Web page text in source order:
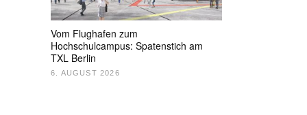
Vom Flughafen zum
Hochschulcampus: Spatenstich am
TXL Berlin
6. AUGUST 2026